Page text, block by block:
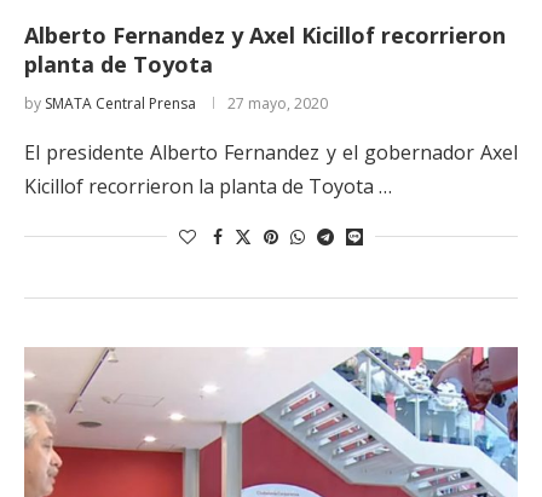
Alberto Fernandez y Axel Kicillof recorrieron
planta de Toyota
by SMATA Central Prensa 27 mayo, 2020
El presidente Alberto Fernandez y el gobernador Axel
Kicillof recorrieron la planta de Toyota …